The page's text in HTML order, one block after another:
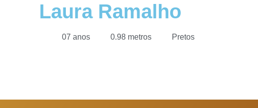
Laura Ramalho
07 anos 0.98 metros
Pretos